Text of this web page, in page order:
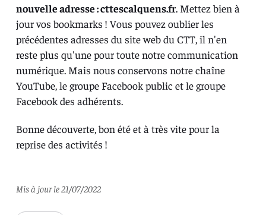
nouvelle adresse :cttescalquens.fr. Mettez bien à
jour vos bookmarks ! Vous pouvez oublier les
précédentes adresses du site web du CTT, il n'en
reste plus qu'une pour toute notre communication
numérique. Mais nous conservons notre chaîne
YouTube, legroupe Facebook public et le groupe
Facebook des adhérents.
Bonne découverte, bon été et à très vite pour la
reprise des activités !
Mis à jour le 21/07/2022